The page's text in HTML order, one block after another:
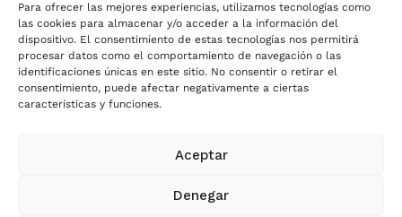
Para ofrecer las mejores experiencias, utilizamos tecnologías como
las cookies para almacenar y/o acceder a la información del
dispositivo. El consentimiento de estas tecnologías nos permitirá
procesar datos como el comportamiento de navegación o las
identificaciones únicas en este sitio. No consentir o retirar el
consentimiento, puede afectar negativamente a ciertas
características y funciones.
Aceptar
Denegar
Teléfono:+34 678 97 83 46
Correo:
info@autocaresidea.com
Dirección: Calle Carril de Guetara 35 Malaga, Malaga 29004